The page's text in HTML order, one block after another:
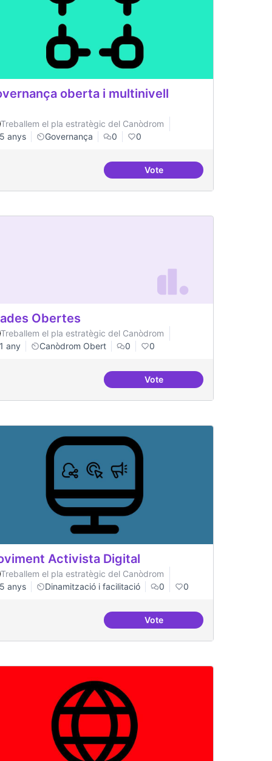
consolidació
oberta i multinivell
Treballem el pla estratègic del Canòdrom
5 anys
Governança 0 0
VoteGovernança oberta i
Obertes
Treballem el pla estratègic del Canòdrom
1 any
Canòdrom Obert 0 0
VoteGrades Obertes
Activista Digital
Treballem el pla estratègic del Canòdrom
5 anys
Dinamització i facilitació 0 0
VoteMoviment Activista Digital